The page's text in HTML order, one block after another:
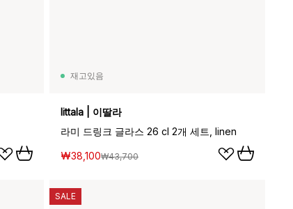
재고있음
Iittala | 이딸라
라미 드링크 글라스 26 cl 2개 세트, linen
₩38,100₩43,700
SALE